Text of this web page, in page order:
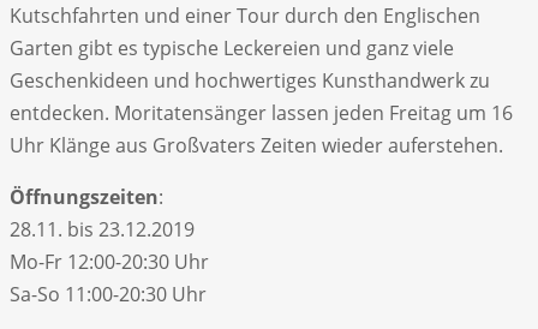
Kutschfahrten und einer Tour durch den Englischen
Garten gibt es typische Leckereien und ganz viele
Geschenkideen und hochwertiges Kunsthandwerk zu
entdecken. Moritatensänger lassen jeden Freitag um 16
Uhr Klänge aus Großvaters Zeiten wieder auferstehen.
Öffnungszeiten:
28.11. bis 23.12.2019
Mo-Fr 12:00-20:30 Uhr
Sa-So 11:00-20:30 Uhr